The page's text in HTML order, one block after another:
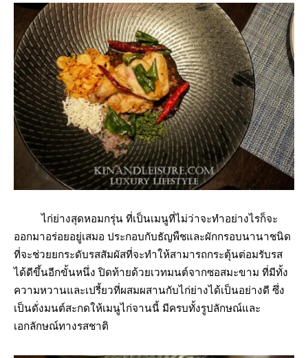
ไก่ย่างสุดหอมกรุ่น ที่เป็นเมนูที่ไม่ว่าจะทำอย่างไรก็จะ
ออกมาอร่อยอยู่เสมอ ประกอบกับธัญพืชและผักกรอบนานาชนิด
ที่จะช่วยยกระดับรสสัมผัสที่จะทำให้สามารถกระตุ้นต่อมรับรส
ได้ดีขึ้นอีกขั้นหนึ่ง ปิดท้ายด้วยเวทมนต์จากซอสมะขาม ที่มีทั้ง
ความหวานและเปรี้ยวที่ผสมผสานกับไก่ย่างได้เป็นอย่างดี ซึ่ง
เป็นดั่งมนต์สะกดให้เมนูไก่จานนี้ มีครบทั้งรูปลักษณ์และ
เอกลักษณ์ทางรสชาติ